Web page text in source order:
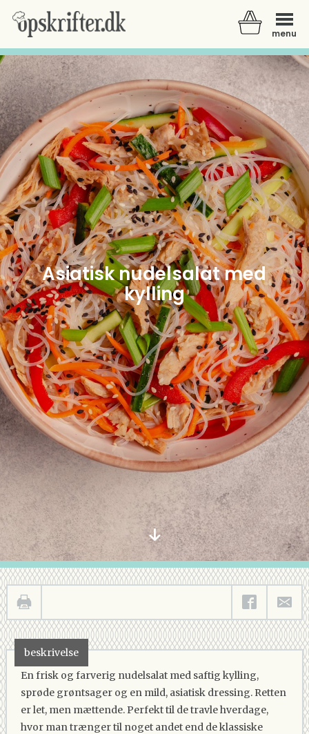
menu
Der er ingen varer i din kurv.
Asiatisk nudelsalat med
kylling
beskrivelse
En frisk og farverig nudelsalat med saftig kylling,
sprøde grøntsager og en mild, asiatisk dressing. Retten
er let, men mættende. Perfekt til de travle hverdage,
hvor man trænger til noget andet end de klassiske